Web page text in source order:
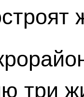
три